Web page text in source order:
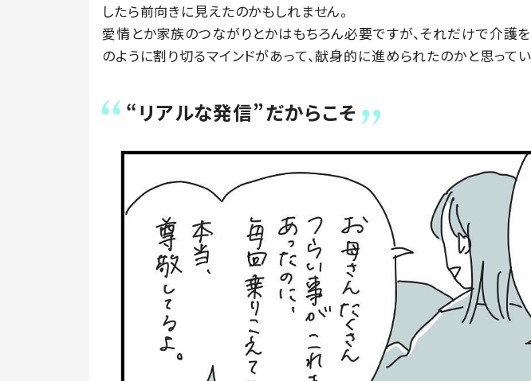
したら前向きに見えたのかもしれません。
愛情とか家族のつながりとかはもちろん必要ですが、それだけで介護を
のように割り切るマインドがあって、献身的に進められたのかと思ってい
“リアルな発信”だからこそ